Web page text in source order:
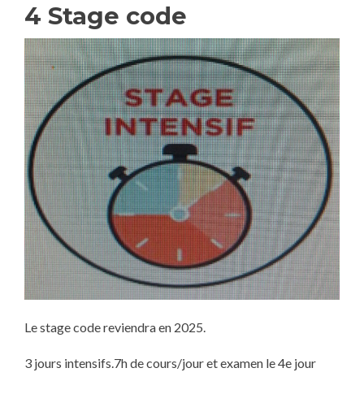
4 Stage code
Le stage code reviendra en 2025.
3 jours intensifs.7h de cours/jour et examen le 4e jour